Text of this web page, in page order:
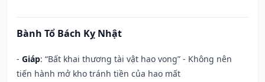
Bành Tổ Bách Kỵ Nhật
- Giáp: “Bất khai thương tài vật hao vong” - Không nên
tiến hành mở kho tránh tiền của hao mất